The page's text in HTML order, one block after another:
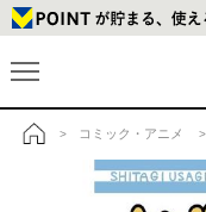
> コミック・アニメ